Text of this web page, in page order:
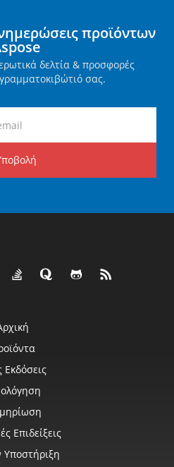
προϊόντων
δελτία & προσφορές
σας.
Εκδόσεις
Επιδείξεις